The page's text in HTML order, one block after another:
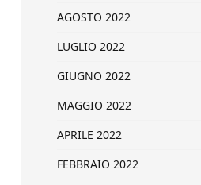
AGOSTO 2022
LUGLIO 2022
GIUGNO 2022
MAGGIO 2022
APRILE 2022
FEBBRAIO 2022